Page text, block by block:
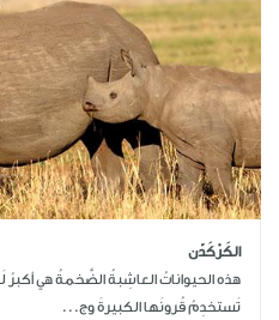
الكَرْكَدّن
هذه الحيواناتُ العاشِبةُ الضَّخمةُ هي أكبرُ
تَستخدِمُ قُرونَها الكبيرةَ وج...